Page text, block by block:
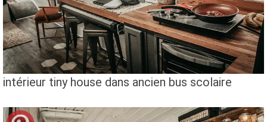
intérieur tiny house dans ancien bus scolaire